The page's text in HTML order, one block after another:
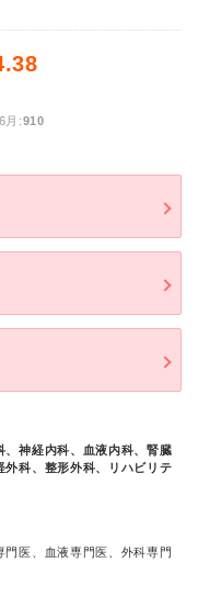
:910
神経内科、血液内科、腎臓
外科、整形外科、リハビリテ
医、血液専門医、外科専門